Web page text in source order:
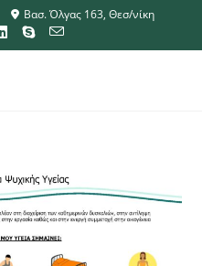
Βασ. Όλγας 163, Θεσ/νίκη